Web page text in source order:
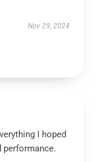
Nov 29, 2024
I hoped
performance.